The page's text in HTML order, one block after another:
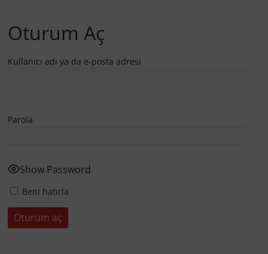
Oturum Aç
Kullanıcı adı ya da e-posta adresi
Parola
Show Password
Beni hatırla